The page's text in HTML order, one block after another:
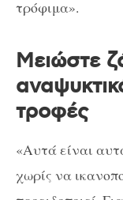
τρόφιμα».
Μειώστε
τροφές
«Αυτά είναι
χωρίς να